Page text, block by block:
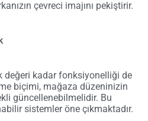
çevreci imajını pekiştirir.
değeri kadar fonksiyonelliği de
biçimi, mağaza düzeninizin
güncellenebilmelidir. Bu
sistemler öne çıkmaktadır.